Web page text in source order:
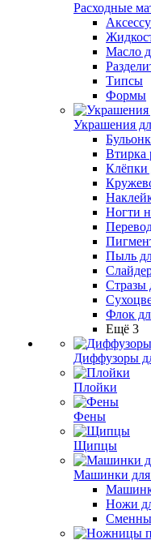
Расходные
Масло
Типсы
Формы
Украшения
Втирка
Клёпки
Ногти
Пыль
Стразы
Флок
Ещё 3
Диффузоры
Плойки
Фены
Щипцы
Машинки для
Ножи